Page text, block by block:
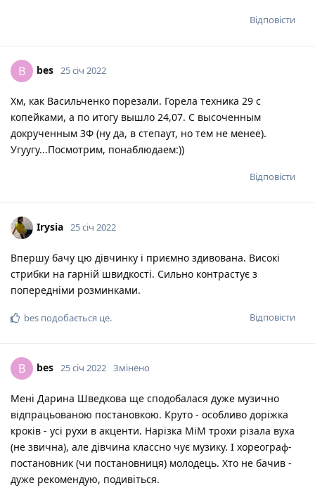
Відповісти
B bes 25 січ 2022
Хм, как Васильченко порезали. Горела техника 29 с
копейками, а по итогу вышло 24,07. С высоченным
докрученным 3Ф (ну да, в степаут, но тем не менее).
Угуугу...Посмотрим, понаблюдаем:))
Відповісти
Irysia 25 січ 2022
Впершу бачу цю дівчинку і приємно здивована. Високі
стрибки на гарній швидкості. Сильно контрастує з
попередніми розминками.
Відповісти
bes подобається це.
B bes 25 січ 2022 Змінено
Мені Дарина Шведкова ще сподобалася дуже музично
відпрацьованою постановкою. Круто - особливо доріжка
кроків - усі рухи в акценти. Нарізка МіМ трохи різала вуха
(не звична), але дівчина классно чує музику. І хореограф-
постановник (чи постановниця) молодець. Хто не бачив -
дуже рекомендую, подивіться.